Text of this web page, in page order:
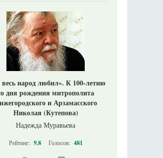
весь народ любил». К 100-летию
дня рождения митрополита
и Арзамасского
Николая (Кутепова)
Надежда Муравьева
Рейтинг: 9.8 Голосов: 481